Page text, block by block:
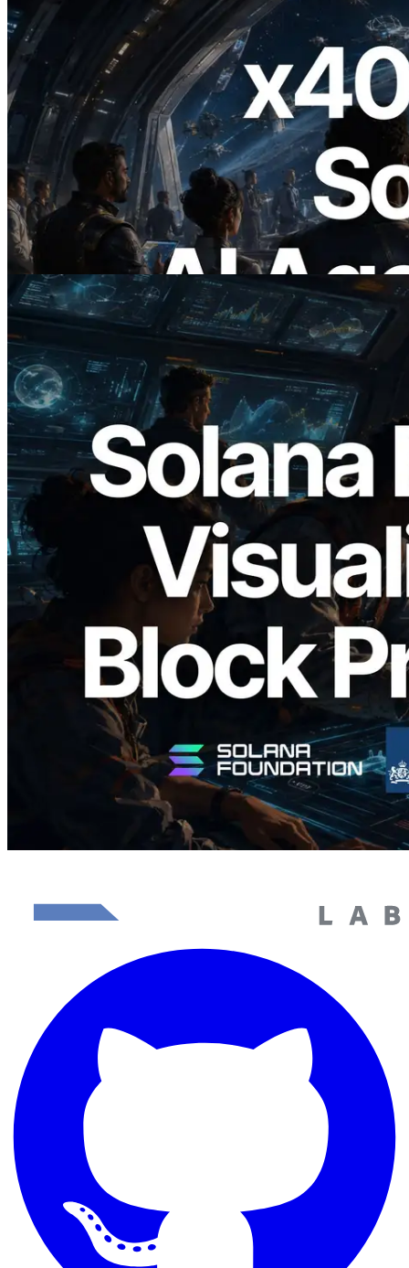
2026.07.04
ERPC lanza Solana RPC compatible con
x402 — La era en la que los agentes de IA
pagan bajo demanda por las API que
necesitan
Leer este artículo
2026.05.24
Validators Solutions lanza el Solana Block
Analyzer — Visualización del tiempo de
producción de bloque por slot y del
Validador asignado
Leer este artículo